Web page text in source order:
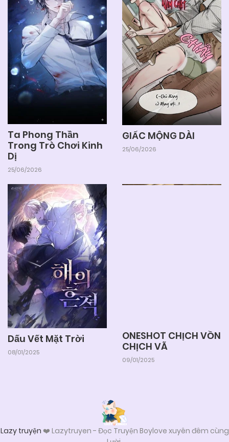
Ta Phong Thần
Trong Trò Chơi Kinh
Dị
25/06/2026
GIẤC MỘNG DÀI
25/06/2026
Dấu Vết Mặt Trời
08/01/2025
ONESHOT CHỊCH VỒN
CHỊCH VÃ
09/01/2025
Lazy truyện ❤️ Lazytruyen - Đọc Truyện Boylove xuyên đêm cùng